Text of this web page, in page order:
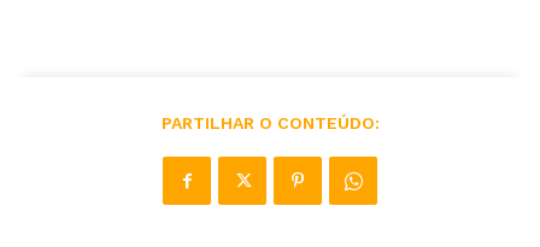
PARTILHAR O CONTEÚDO: